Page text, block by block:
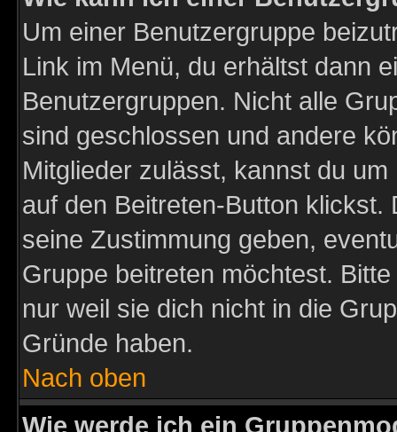
Um einer Benutzergruppe
Link im Menü, du erhältst dann
Benutzergruppen. Nicht alle
sind geschlossen und andere
Mitglieder zulässt, kannst du
auf den Beitreten-Button
seine Zustimmung geben,
Gruppe beitreten möchtest.
nur weil sie dich nicht in die
Gründe haben.
Nach oben
Wie werde ich ein